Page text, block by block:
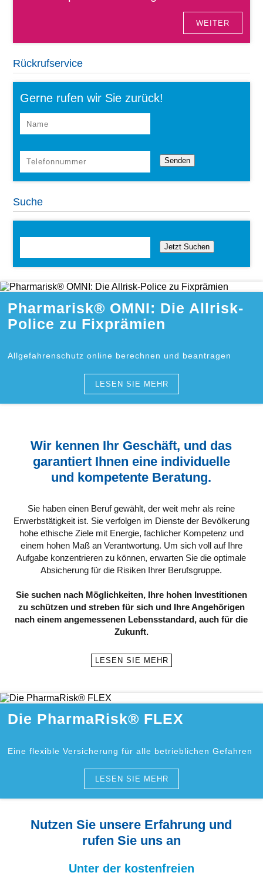
WEITER
Rückrufservice
Gerne rufen wir Sie zurück!
Suche
Jetzt Suchen
Pharmarisk® OMNI: Die Allrisk-
Police zu Fixprämien
Allgefahrenschutz online berechnen und beantragen
LESEN SIE MEHR
Wir kennen Ihr Geschäft, und das
garantiert Ihnen eine individuelle
und kompetente Beratung.
Sie haben einen Beruf gewählt, der weit mehr als reine
Erwerbstätigkeit ist. Sie verfolgen im Dienste der Bevölkerung
hohe ethische Ziele mit Energie, fachlicher Kompetenz und
einem hohen Maß an Verantwortung. Um sich voll auf Ihre
Aufgabe konzentrieren zu können, erwarten Sie die optimale
Absicherung für die Risiken Ihrer Berufsgruppe.
Sie suchen nach Möglichkeiten, Ihre hohen Investitionen
zu schützen und streben für sich und Ihre Angehörigen
nach einem angemessenen Lebensstandard, auch für die
Zukunft.
LESEN SIE MEHR
Die PharmaRisk® FLEX
Eine flexible Versicherung für alle betrieblichen Gefahren
LESEN SIE MEHR
Nutzen Sie unsere Erfahrung und
rufen Sie uns an
Unter der kostenfreien